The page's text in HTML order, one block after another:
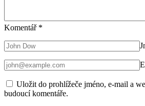
Komentář *
Uložit do prohlížeče jméno, e-mail a
budoucí komentáře.